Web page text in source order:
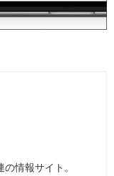
の情報サイト。